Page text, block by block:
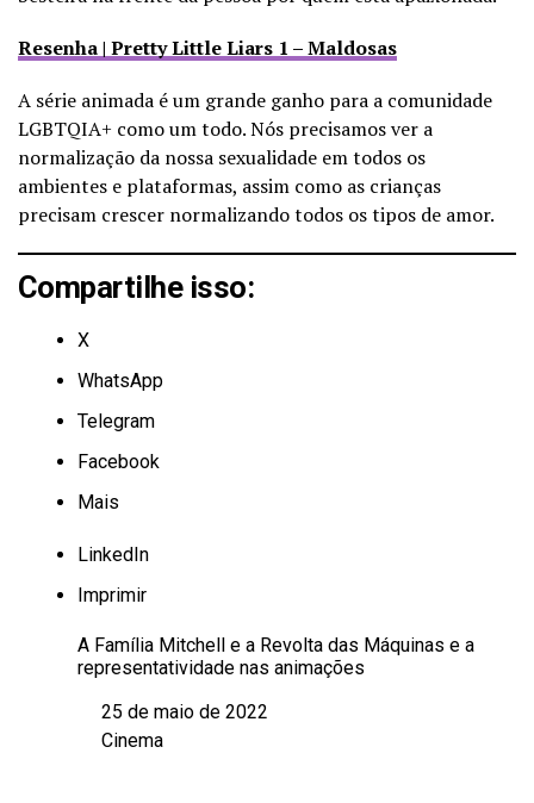
Resenha | Pretty Little Liars 1 – Maldosas
A série animada é um grande ganho para a comunidade
LGBTQIA+ como um todo. Nós precisamos ver a
normalização da nossa sexualidade em todos os
ambientes e plataformas, assim como as crianças
precisam crescer normalizando todos os tipos de amor.
Compartilhe isso:
X
WhatsApp
Telegram
Facebook
Mais
LinkedIn
Imprimir
A Família Mitchell e a Revolta das Máquinas e a
representatividade nas animações
Data
25 de maio de 2022
Em relação a
Cinema